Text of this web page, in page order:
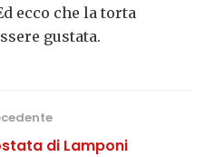
ecco che la torta
gustata.
di Lamponi